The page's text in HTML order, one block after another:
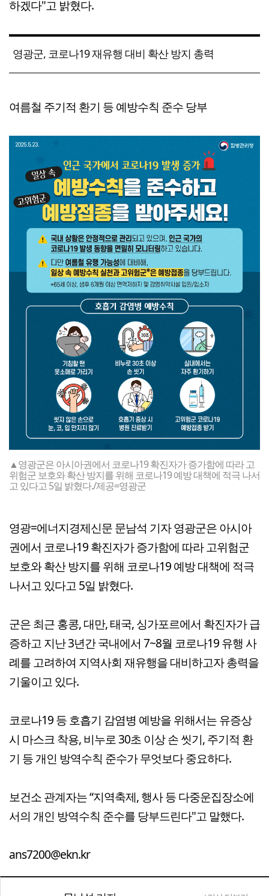
하겠다"고 밝혔다.
영광군, 코로나19 재유행 대비 확산 방지 총력
여름철 주기적 환기 등 예방수칙 준수 당부
▲영광군은 아시아권에서 코로나19 확진자가 증가함에 따라 고
위험군 보호와 확산 방지를 위해 코로나19 예방 대책에 적극 나서
고 있다고 5일 밝혔다./제공=영광군
영광=에너지경제신문 문남석 기자 영광군은 아시아
권에서 코로나19 확진자가 증가함에 따라 고위험군
보호와 확산 방지를 위해 코로나19 예방 대책에 적극
나서고 있다고 5일 밝혔다.
군은 최근 홍콩, 대만, 태국, 싱가포르에서 확진자가 급
증하고 지난 3년간 국내에서 7~8월 코로나19 유행 사
례를 고려하여 지역사회 재유행을 대비하고자 총력을
기울이고 있다.
코로나19 등 호흡기 감염병 예방을 위해서는 유증상
시 마스크 착용, 비누로 30초 이상 손 씻기, 주기적 환
기 등 개인 방역수칙 준수가 무엇보다 중요하다.
보건소 관계자는 “지역축제, 행사 등 다중운집장소에
서의 개인 방역수칙 준수를 당부드린다"고 말했다.
ans7200@ekn.kr